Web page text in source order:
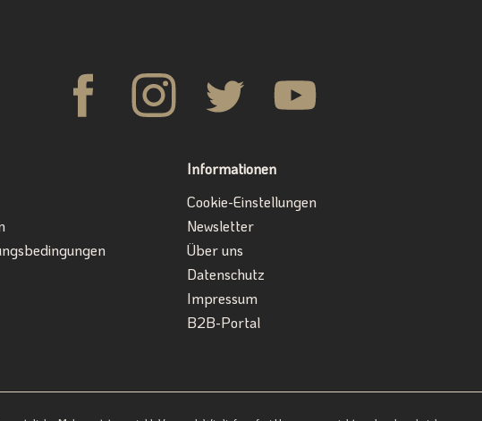
Informationen
Cookie-Einstellungen
Newsletter
Über uns
Datenschutz
Impressum
B2B-Portal